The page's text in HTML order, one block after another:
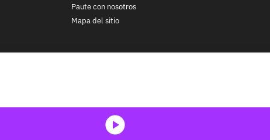
Paute con nosotros
Mapa del sitio
su reproducción total o parcial, así como su traducción a cualquier
or in part, or translation without written permission is prohibited.